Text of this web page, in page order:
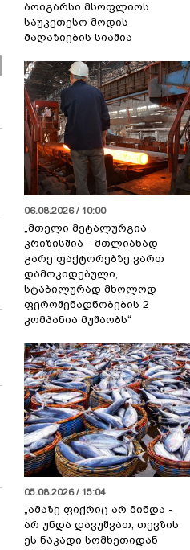
ბოიგარსი მსოფლიოს
საუკეთესო მოდის
მაღაზიების სიაშია
06.08.2026 / 10:00
„მთელი მეტალურგია
კრიზისშია - მთლიანად
გარე ფაქტორებზე ვართ
დამოკიდებული,
სტაბილურად მხოლოდ
ფეროშენადნობების 2
კომპანია მუშაობს“
05.08.2026 / 15:04
„ამაზე ფიქრიც არ მინდა -
არ უნდა დავუშვათ, თევზის
ეს ნაკადი სომხეთიდან